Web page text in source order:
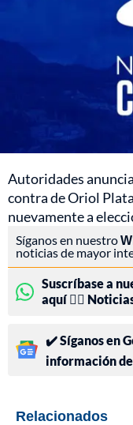
Autoridades
contra de Oriol
nuevamente a
Síganos en nuestro
noticias de mayor
Suscríbase a
aquí 👉🏻
✔️ Síganos en
información
Relacionados